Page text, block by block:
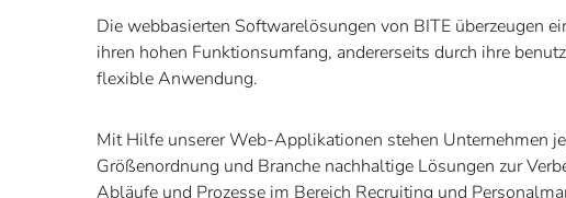
Die webbasierten Softwarelösungen von BITE überzeugen
ihren hohen Funktionsumfang, andererseits durch ihre
flexible Anwendung.
Mit Hilfe unserer Web-Applikationen stehen Unternehmen
Größenordnung und Branche nachhaltige Lösungen zur
Abläufe und Prozesse im Bereich Recruiting und